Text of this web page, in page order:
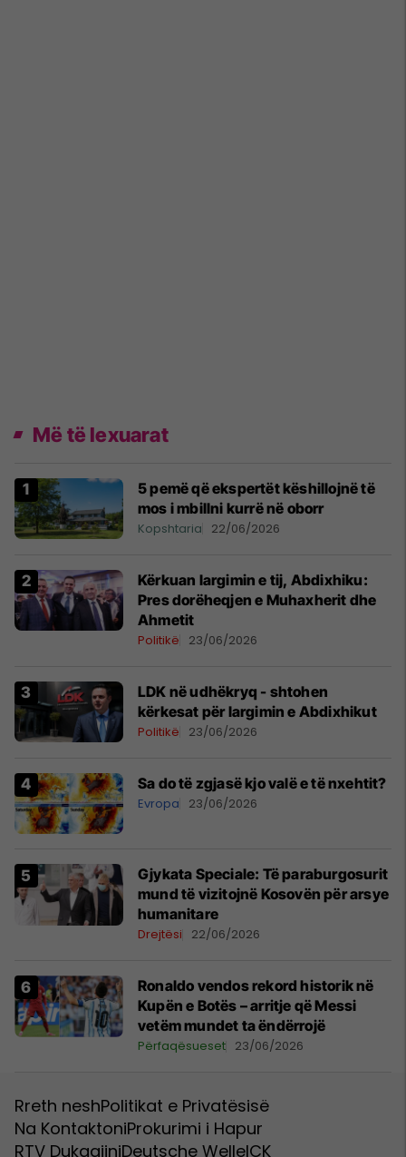
Më të lexuarat
5 pemë që ekspertët këshillojnë të
mos i mbillni kurrë në oborr
Kopshtaria 22/06/2026
Kërkuan largimin e tij, Abdixhiku:
Pres dorëheqjen e Muhaxherit dhe
Ahmetit
Politikë 23/06/2026
LDK në udhëkryq - shtohen
kërkesat për largimin e Abdixhikut
Politikë 23/06/2026
Sa do të zgjasë kjo valë e të nxehtit?
Evropa 23/06/2026
​Gjykata Speciale: Të paraburgosurit
mund të vizitojnë Kosovën për arsye
humanitare
Drejtësi 22/06/2026
Ronaldo vendos rekord historik në
Kupën e Botës – arritje që Messi
vetëm mundet ta ëndërrojë
Përfaqësueset 23/06/2026
Rreth neshPolitikat e Privatësisë
Na KontaktoniProkurimi i Hapur
RTV DukagjiniDeutsche WelleICK